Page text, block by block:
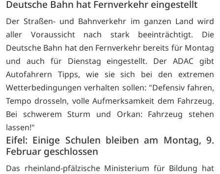
Deutsche Bahn hat Fernverkehr eingestellt
Der Straßen- und Bahnverkehr im ganzen Land wird
aller Voraussicht nach stark beeinträchtigt. Die
Deutsche Bahn hat den Fernverkehr bereits für Montag
und auch für Dienstag eingestellt. Der ADAC gibt
Autofahrern Tipps, wie sie sich bei den extremen
Wetterbedingungen verhalten sollen: "Defensiv fahren,
Tempo drosseln, volle Aufmerksamkeit dem Fahrzeug.
Bei schwerem Sturm und Orkan: Fahrzeug stehen
lassen!"
Eifel: Einige Schulen bleiben am Montag, 9.
Februar geschlossen
Das rheinland-pfälzische Ministerium für Bildung hat